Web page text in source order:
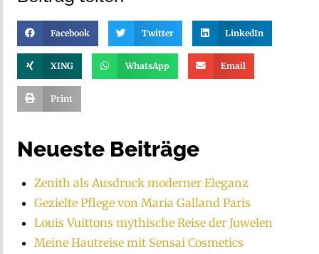
Facebook Twitter LinkedIn
XING WhatsApp Email
Print
Neueste Beiträge
Zenith als Ausdruck moderner Eleganz
Gezielte Pflege von Maria Galland Paris
Louis Vuittons mythische Reise der Juwelen
Meine Hautreise mit Sensai Cosmetics